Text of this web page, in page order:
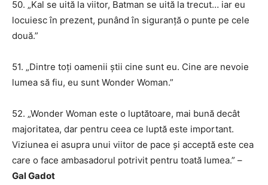
50. „Kal se uită la viitor, Batman se uită la trecut… iar eu
locuiesc în prezent, punând în siguranță o punte pe cele
două.”
51. „Dintre toți oamenii știi cine sunt eu. Cine are nevoie
lumea să fiu, eu sunt Wonder Woman.”
52. „Wonder Woman este o luptătoare, mai bună decât
majoritatea, dar pentru ceea ce luptă este important.
Viziunea ei asupra unui viitor de pace și acceptă este cea
care o face ambasadorul potrivit pentru toată lumea.” –
Gal Gadot